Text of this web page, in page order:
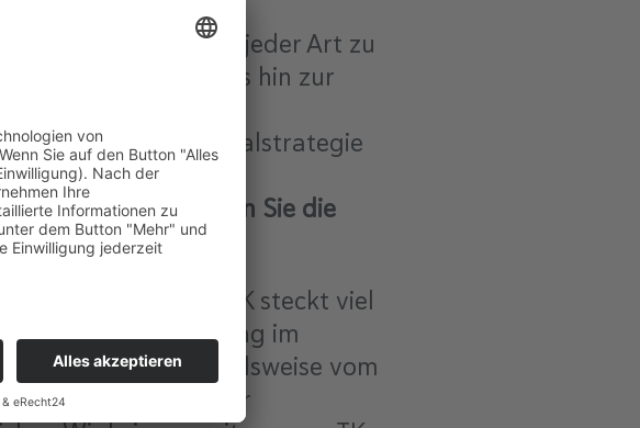
oder
jeder Art zu
bis hin zur
über die Digitalstrategie
Bitte fassen Sie die
der TK steckt viel
bei der Digitalisierung im
den sie beispielsweise vom
Gesundheit muss für